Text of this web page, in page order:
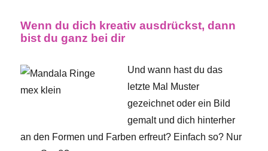
Wenn du dich kreativ ausdrückst, dann
bist du ganz bei dir
Und wann hast du das
letzte Mal Muster
gezeichnet oder ein Bild
gemalt und dich hinterher
an den Formen und Farben erfreut? Einfach so? Nur